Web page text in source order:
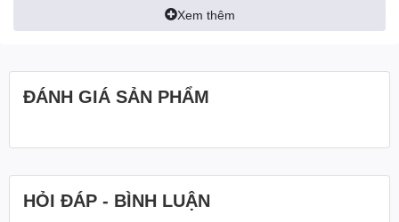
Xem thêm
ĐÁNH GIÁ SẢN PHẨM
HỎI ĐÁP - BÌNH LUẬN